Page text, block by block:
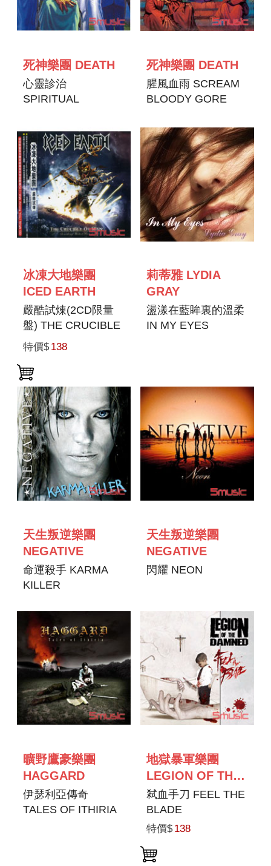
死神樂團 DEATH
心靈診治
SPIRITUAL
死神樂團 DEATH
腥風血雨 SCREAM
BLOODY GORE
冰凍大地樂團
ICED EARTH
嚴酷試煉(2CD限量
盤) THE CRUCIBLE
OF MAN
特價$ 138
莉蒂雅 LYDIA
GRAY
盪漾在藍眸裏的溫柔
IN MY EYES
天生叛逆樂團
NEGATIVE
命運殺手 KARMA
KILLER
天生叛逆樂團
NEGATIVE
閃耀 NEON
曠野鷹豪樂團
HAGGARD
伊瑟利亞傳奇
TALES OF ITHIRIA
地獄暴軍樂團
LEGION OF THE
DAMNED
弒血手刀 FEEL THE
BLADE
特價$ 138